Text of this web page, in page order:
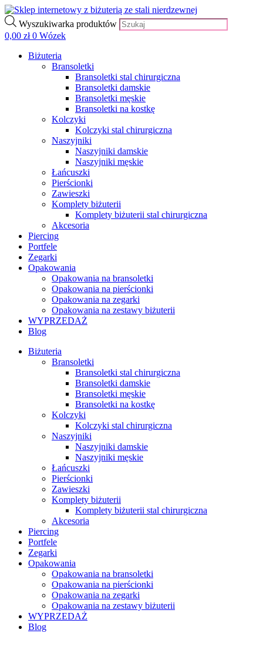
Wyszukiwarka produktów
0,00 zł 0 Wózek
Biżuteria
Bransoletki
Bransoletki stal chirurgiczna
Bransoletki damskie
Bransoletki męskie
Bransoletki na kostkę
Kolczyki
Kolczyki stal chirurgiczna
Naszyjniki
Naszyjniki damskie
Naszyjniki męskie
Łańcuszki
Pierścionki
Zawieszki
Komplety biżuterii
Komplety biżuterii stal chirurgiczna
Akcesoria
Piercing
Portfele
Zegarki
Opakowania
Opakowania na bransoletki
Opakowania na pierścionki
Opakowania na zegarki
Opakowania na zestawy biżuterii
WYPRZEDAŻ
Blog
Biżuteria
Bransoletki
Bransoletki stal chirurgiczna
Bransoletki damskie
Bransoletki męskie
Bransoletki na kostkę
Kolczyki
Kolczyki stal chirurgiczna
Naszyjniki
Naszyjniki damskie
Naszyjniki męskie
Łańcuszki
Pierścionki
Zawieszki
Komplety biżuterii
Komplety biżuterii stal chirurgiczna
Akcesoria
Piercing
Portfele
Zegarki
Opakowania
Opakowania na bransoletki
Opakowania na pierścionki
Opakowania na zegarki
Opakowania na zestawy biżuterii
WYPRZEDAŻ
Blog